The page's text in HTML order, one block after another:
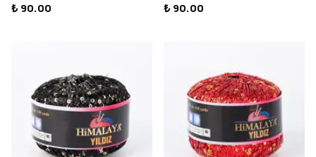
₺ 90.00 ₺ 90.00